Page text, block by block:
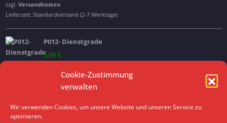
Cookie-Zustimmung
verwalten
Wir verwenden Cookies, um unsere Website und unseren Service zu
optimieren.
zzgl. Versandkosten
Lieferzeit: Standardversand (2-7 Werktage)
P012- Dienstgrade
5,99€